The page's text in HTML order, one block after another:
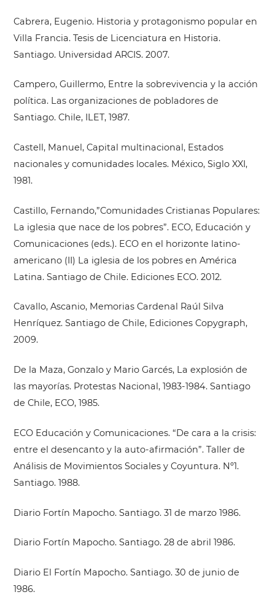
Cabrera, Eugenio. Historia y protagonismo popular en
Villa Francia. Tesis de Licenciatura en Historia.
Santiago. Universidad ARCIS. 2007.
Campero, Guillermo, Entre la sobrevivencia y la acción
política. Las organizaciones de pobladores de
Santiago. Chile, ILET, 1987.
Castell, Manuel, Capital multinacional, Estados
nacionales y comunidades locales. México, Siglo XXI,
1981.
Castillo, Fernando,”Comunidades Cristianas Populares:
La iglesia que nace de los pobres”. ECO, Educación y
Comunicaciones (eds.). ECO en el horizonte latino-
americano (II) La iglesia de los pobres en América
Latina. Santiago de Chile. Ediciones ECO. 2012.
Cavallo, Ascanio, Memorias Cardenal Raúl Silva
Henríquez. Santiago de Chile, Ediciones Copygraph,
2009.
De la Maza, Gonzalo y Mario Garcés, La explosión de
las mayorías. Protestas Nacional, 1983-1984. Santiago
de Chile, ECO, 1985.
ECO Educación y Comunicaciones. “De cara a la crisis:
entre el desencanto y la auto-afirmación”. Taller de
Análisis de Movimientos Sociales y Coyuntura. Nº1.
Santiago. 1988.
Diario Fortín Mapocho. Santiago. 31 de marzo 1986.
Diario Fortín Mapocho. Santiago. 28 de abril 1986.
Diario El Fortín Mapocho. Santiago. 30 de junio de
1986.